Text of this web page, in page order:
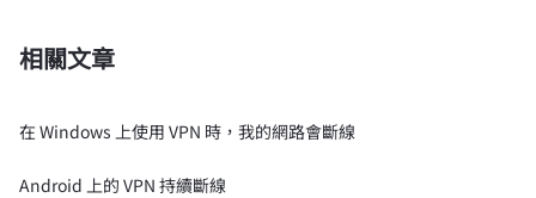
相關文章
在 Windows 上使用 VPN 時，我的網路會斷線
Android 上的 VPN 持續斷線